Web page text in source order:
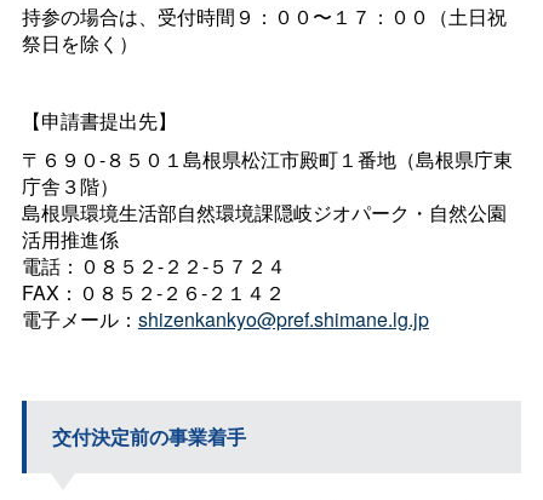
持参の場合は、受付時間９：００〜１７：００（土日祝
祭日を除く）
【申請書提出先】
〒６９０-８５０１島根県松江市殿町１番地（島根県庁東
庁舎３階）
島根県環境生活部自然環境課隠岐ジオパーク・自然公園
活用推進係
電話：０８５２-２２-５７２４
FAX：０８５２-２６-２１４２
電子メール： shizenkankyo@pref.shimane.lg.jp
交付決定前の事業着手